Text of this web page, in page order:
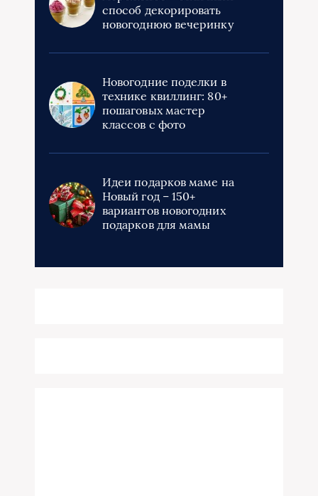
способ декорировать
новогоднюю вечеринку
Новогодние поделки в
технике квиллинг: 80+
пошаговых мастер
классов с фото
Идеи подарков маме на
Новый год – 150+
вариантов новогодних
подарков для мамы